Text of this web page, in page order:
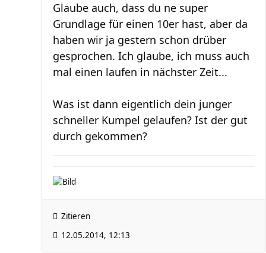
Glaube auch, dass du ne super
Grundlage für einen 10er hast, aber da
haben wir ja gestern schon drüber
gesprochen. Ich glaube, ich muss auch
mal einen laufen in nächster Zeit...
Was ist dann eigentlich dein junger
schneller Kumpel gelaufen? Ist der gut
durch gekommen?
Zitieren
12.05.2014, 12:13